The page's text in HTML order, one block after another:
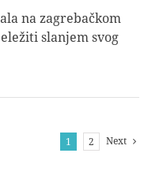
na zagrebačkom
slanjem svog
1 2 Next